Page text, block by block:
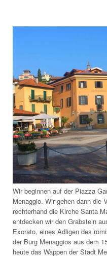
Wir beginnen auf der Piazza
Menaggio. Wir gehen dann die
rechterhand die Kirche Santa
entdecken wir den Grabstein
Exorato, eines Adligen des
der Burg Menaggios aus dem
heute das Wappen der Stadt